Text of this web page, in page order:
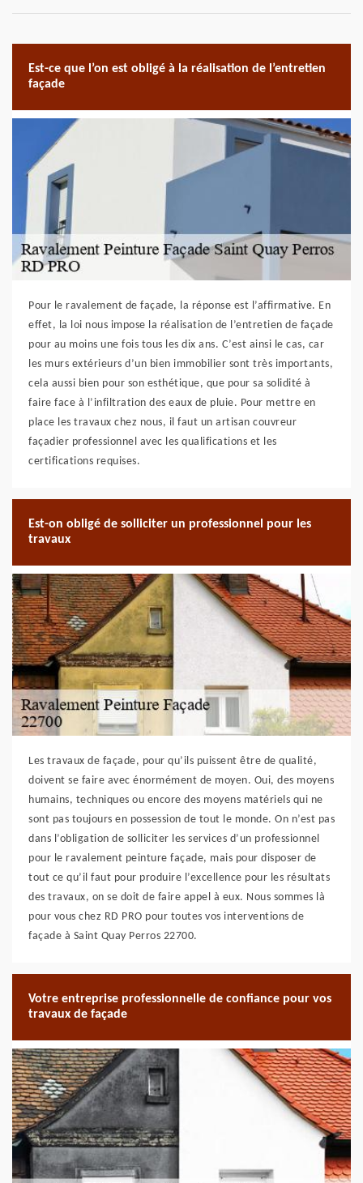
Est-ce que l’on est obligé à la réalisation de l’entretien
façade
Pour le ravalement de façade, la réponse est l’affirmative. En
effet, la loi nous impose la réalisation de l’entretien de façade
pour au moins une fois tous les dix ans. C’est ainsi le cas, car
les murs extérieurs d’un bien immobilier sont très importants,
cela aussi bien pour son esthétique, que pour sa solidité à
faire face à l’infiltration des eaux de pluie. Pour mettre en
place les travaux chez nous, il faut un artisan couvreur
façadier professionnel avec les qualifications et les
certifications requises.
Est-on obligé de solliciter un professionnel pour les
travaux
Les travaux de façade, pour qu’ils puissent être de qualité,
doivent se faire avec énormément de moyen. Oui, des moyens
humains, techniques ou encore des moyens matériels qui ne
sont pas toujours en possession de tout le monde. On n’est pas
dans l’obligation de solliciter les services d’un professionnel
pour le ravalement peinture façade, mais pour disposer de
tout ce qu’il faut pour produire l’excellence pour les résultats
des travaux, on se doit de faire appel à eux. Nous sommes là
pour vous chez RD PRO pour toutes vos interventions de
façade à Saint Quay Perros 22700.
Votre entreprise professionnelle de confiance pour vos
travaux de façade